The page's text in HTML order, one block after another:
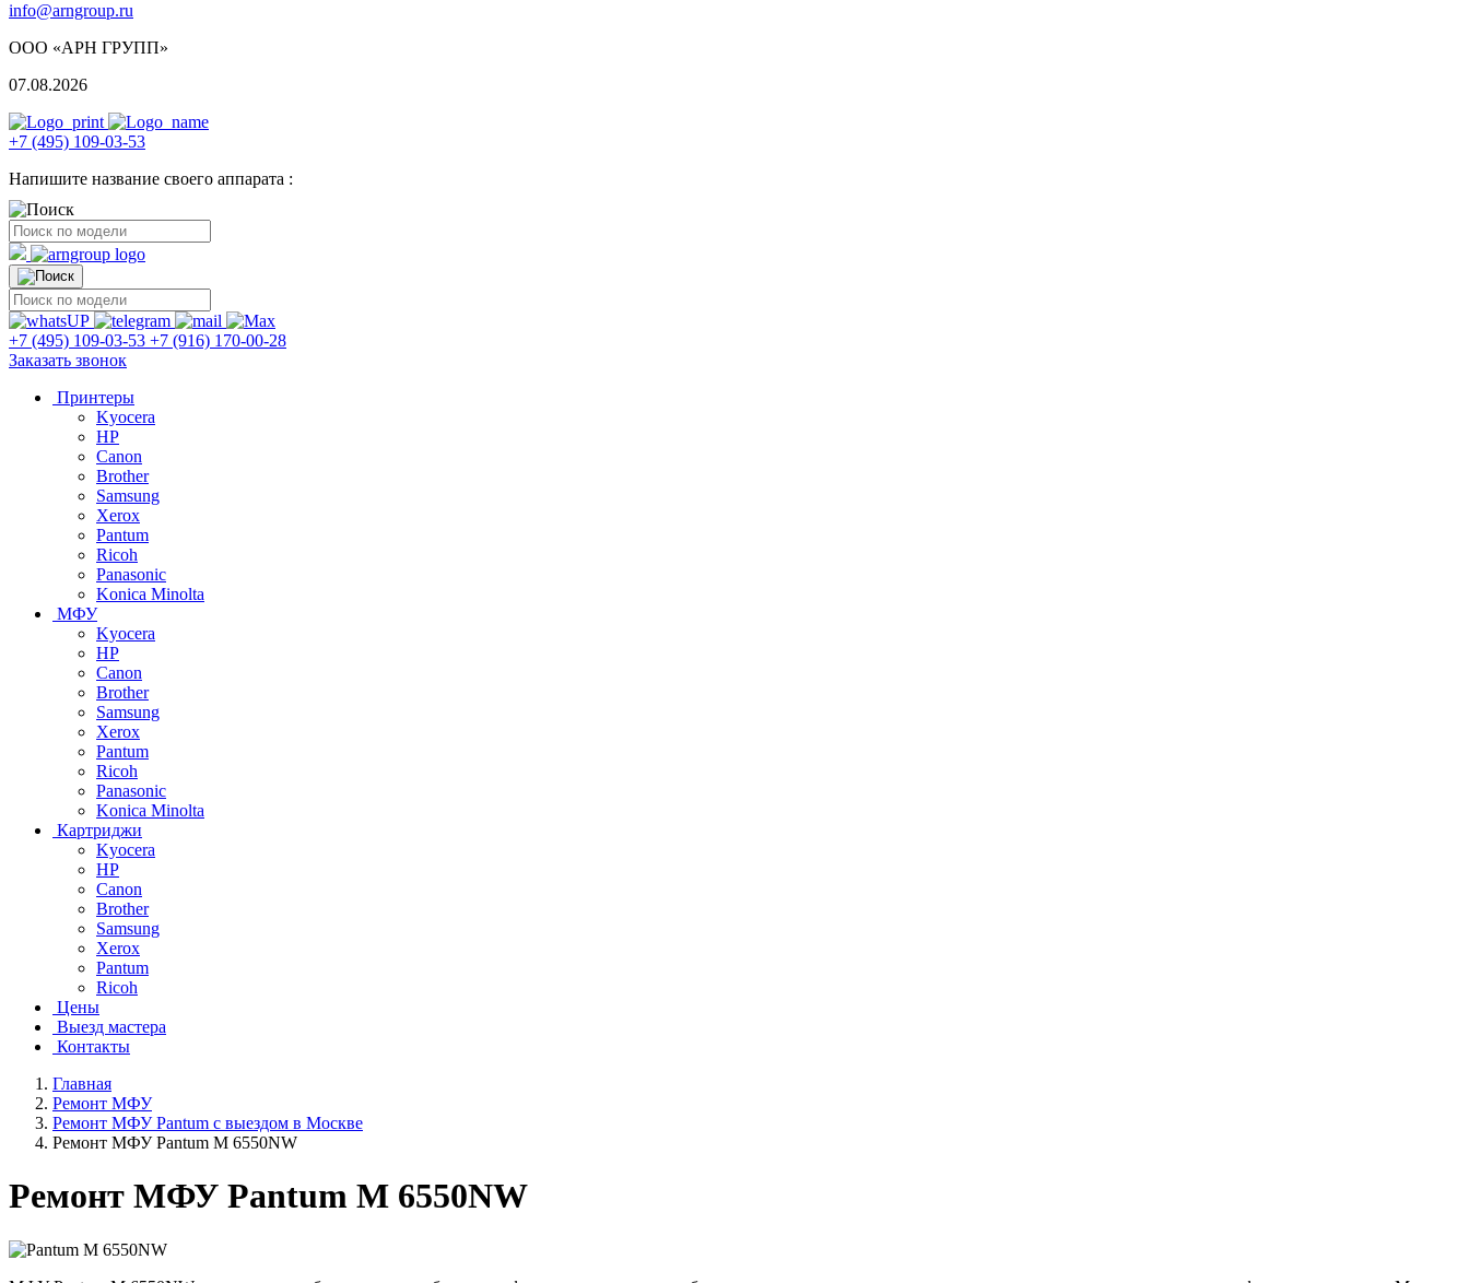
info@arngroup.ru
ООО «АРН ГРУПП»
07.08.2026
+7 (495) 109-03-53
Напишите название своего аппарата :
+7 (495) 109-03-53 +7 (916) 170-00-28
Заказать звонок
Принтеры
Kyocera
HP
Canon
Brother
Samsung
Xerox
Pantum
Ricoh
Panasonic
Konica Minolta
МФУ
Kyocera
HP
Canon
Brother
Samsung
Xerox
Pantum
Ricoh
Panasonic
Konica Minolta
Картриджи
Kyocera
HP
Canon
Brother
Samsung
Xerox
Pantum
Ricoh
Цены
Выезд мастера
Контакты
Главная
Ремонт МФУ
Ремонт МФУ Pantum с выездом в Москве
Ремонт МФУ Pantum M 6550NW
Ремонт МФУ Pantum M 6550NW